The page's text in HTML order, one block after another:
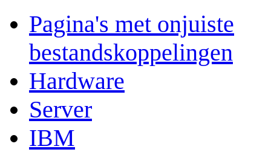
Pagina's met onjuiste
bestandskoppelingen
Hardware
Server
IBM